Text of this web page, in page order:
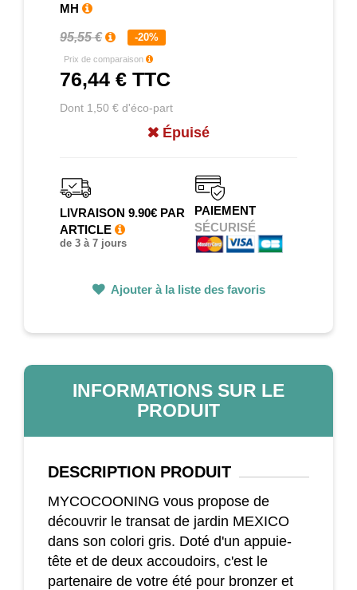
MH
95,55 € -20%
Prix de comparaison
76,44 € TTC
Dont 1,50 € d'éco-part
Épuisé
LIVRAISON 9.90€ PAR
ARTICLE
de 3 à 7 jours
PAIEMENT
SÉCURISÉ
Ajouter à la liste des favoris
INFORMATIONS SUR LE
PRODUIT
DESCRIPTION PRODUIT
MYCOCOONING vous propose de
découvrir le transat de jardin MEXICO
dans son colori gris. Doté d'un appuie-
tête et de deux accoudoirs, c'est le
partenaire de votre été pour bronzer et